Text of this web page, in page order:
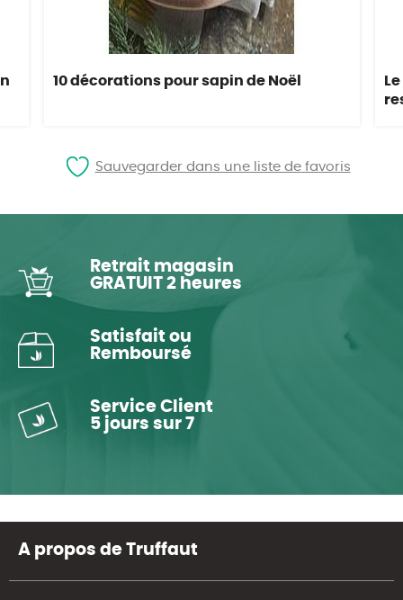
Sauvegarder dans une liste de favoris
10 décorations pour sapin de Noël
Retrait magasin
GRATUIT 2 heures
Satisfait ou
Remboursé
Service Client
5 jours sur 7
A propos de Truffaut